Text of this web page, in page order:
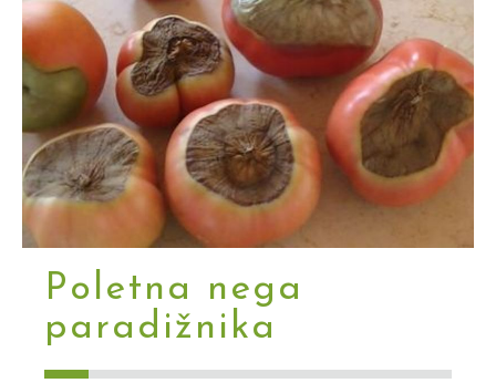
Poletna nega
paradižnika